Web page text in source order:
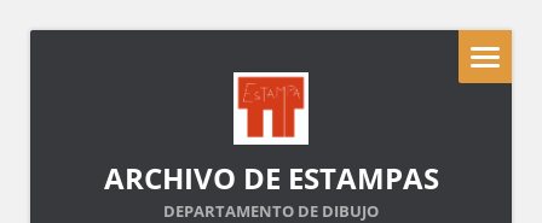
ARCHIVO DE ESTAMPAS
DEPARTAMENTO DE DIBUJO